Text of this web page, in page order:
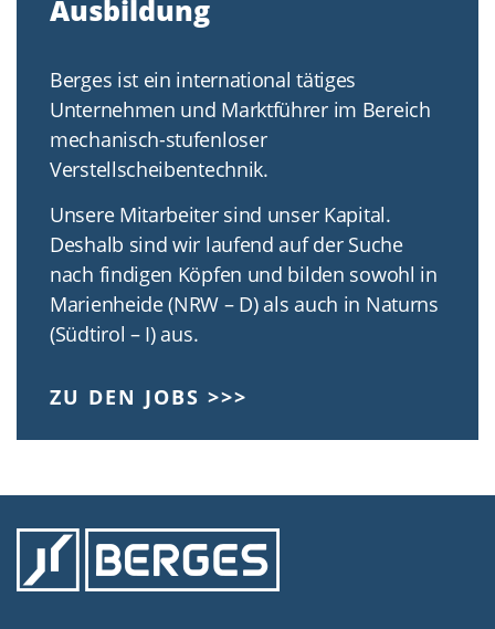
Ausbildung
Berges ist ein international tätiges
Unternehmen und Marktführer im Bereich
mechanisch-stufenloser
Verstellscheibentechnik.
Unsere Mitarbeiter sind unser Kapital.
Deshalb sind wir laufend auf der Suche
nach findigen Köpfen und bilden sowohl in
Marienheide (NRW – D) als auch in Naturns
(Südtirol – I) aus.
ZU DEN JOBS >>>